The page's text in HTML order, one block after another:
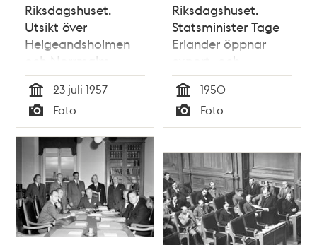
Riksdagshuset.
Utsikt över
Helgeandsholmen
och Norrmalm
Tid
23 juli 1957
Typ
Foto
Riksdagshuset.
Statsminister Tage
Erlander öppnar
export- och
importmöte.
Tid
1950
Typ
Foto